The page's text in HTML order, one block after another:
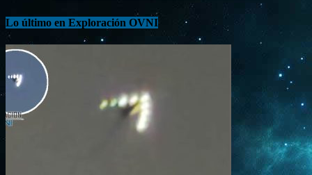
Lo último en Exploración OVNI